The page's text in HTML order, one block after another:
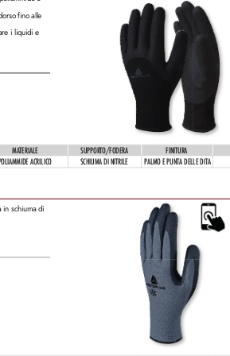
in schiuma di
fino alle
i liquidi e
MATERIALE SUPPORTO/FODERA FINITURA
ACRILICO SCHIUMA DI NITRILE PALMO E PUNTA DELLE DITA